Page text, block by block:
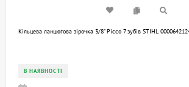
Кільцева ланцюгова зірочка 3/8" Picco 7 зубів STIHL
В НАЯВНОСТІ